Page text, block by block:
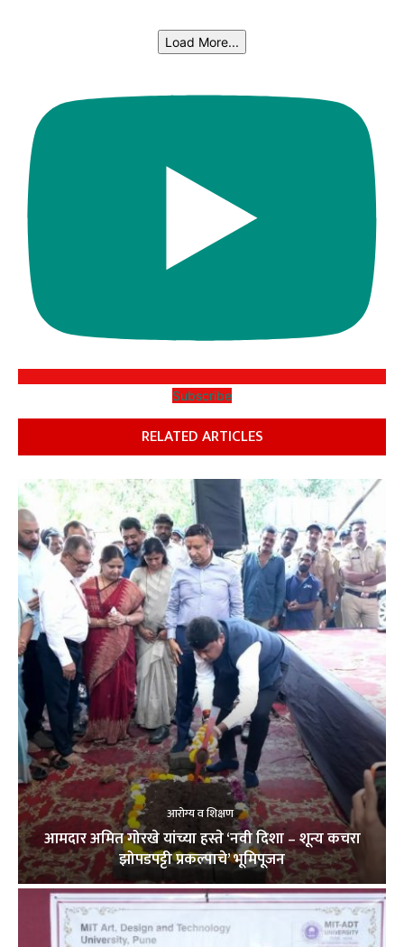
Load More...
Subscribe
RELATED ARTICLES
आरोग्य व शिक्षण
आमदार अमित गोरखे यांच्या हस्ते ‘नवी दिशा – शून्य कचरा
झोपडपट्टी प्रकल्पाचे’ भूमिपूजन